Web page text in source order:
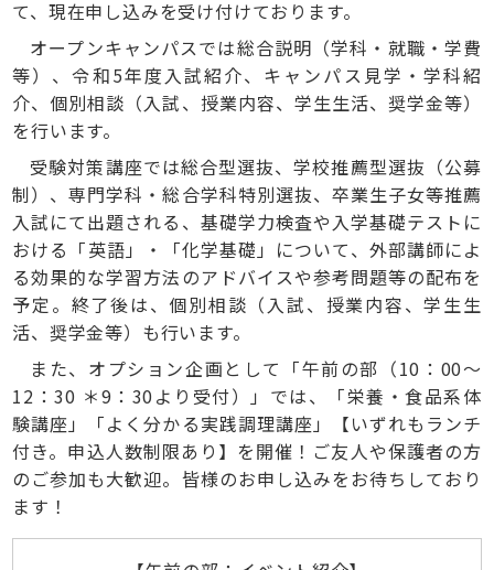
て、現在申し込みを受け付けております。
オープンキャンパスでは総合説明（学科・就職・学費
等）、令和5年度入試紹介、キャンパス見学・学科紹
介、個別相談（入試、授業内容、学生生活、奨学金等）
を行います。
受験対策講座では総合型選抜、学校推薦型選抜（公募
制）、専門学科・総合学科特別選抜、卒業生子女等推薦
入試にて出題される、基礎学力検査や入学基礎テストに
おける「英語」・「化学基礎」について、外部講師によ
る効果的な学習方法のアドバイスや参考問題等の配布を
予定。終了後は、個別相談（入試、授業内容、学生生
活、奨学金等）も行います。
また、オプション企画として「午前の部（10：00～
12：30 ＊9：30より受付）」では、「栄養・食品系体
験講座」「よく分かる実践調理講座」【いずれもランチ
付き。申込人数制限あり】を開催！ご友人や保護者の方
のご参加も大歓迎。皆様のお申し込みをお待ちしており
ます！